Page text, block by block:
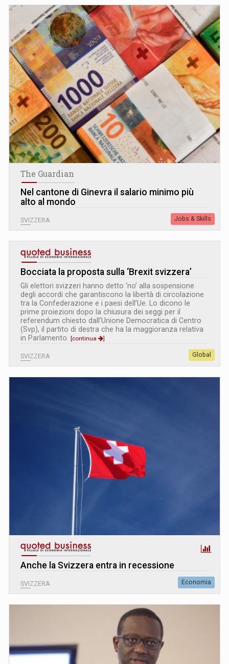
The Guardian
Nel cantone di Ginevra il salario minimo più
alto al mondo
SVIZZERA Jobs & Skills
Bocciata la proposta sulla ‘Brexit svizzera’
Gli elettori svizzeri hanno detto ‘no’ alla sospensione
degli accordi che garantiscono la libertà di circolazione
tra la Confederazione e i paesi dell’Ue. Lo dicono le
prime proiezioni dopo la chiusura dei seggi per il
referendum chiesto dall’Unione Democratica di Centro
(Svp), il partito di destra che ha la maggioranza relativa
in Parlamento. [continua ]
SVIZZERA Global
Anche la Svizzera entra in recessione
SVIZZERA Economia